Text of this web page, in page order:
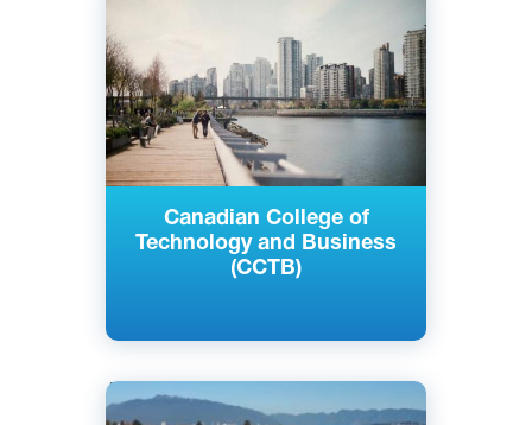
Canadian College of
Technology and Business
(CCTB)
Частный
Английский
Ванкувер, Сарри, Канада